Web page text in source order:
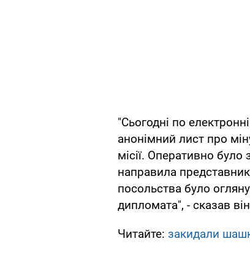
"Сьогодні по
анонімний лист про
місії. Оперативно
направила
посольства було
дипломата", - сказав
Читайте: закидали